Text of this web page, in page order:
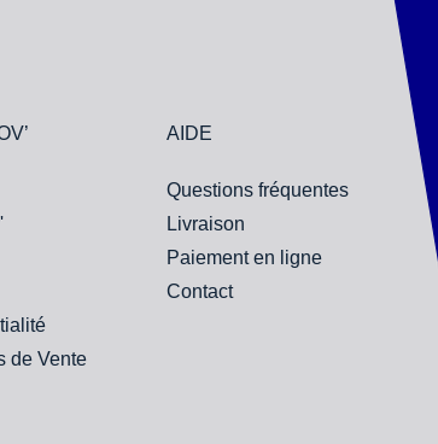
de Vente
AIDE
Questions fréquentes
Livraison
Paiement en ligne
Contact